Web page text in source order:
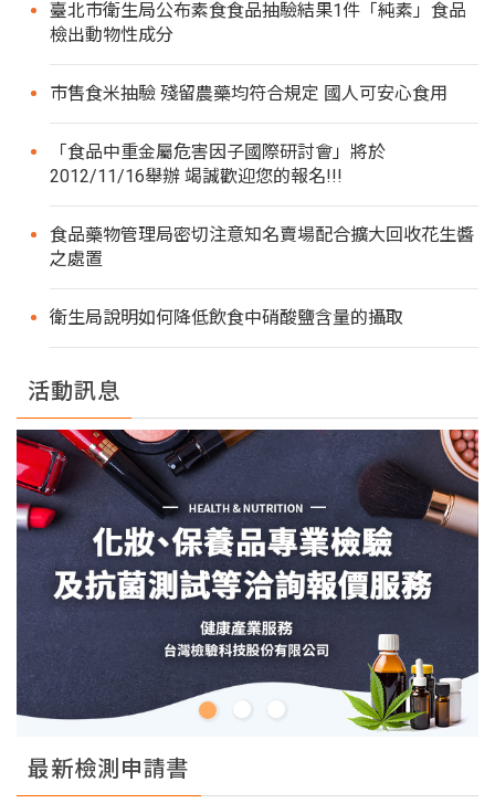
臺北市衛生局公布素食食品抽驗結果1件「純素」食品
檢出動物性成分
市售食米抽驗 殘留農藥均符合規定 國人可安心食用
「食品中重金屬危害因子國際研討會」將於
2012/11/16舉辦 竭誠歡迎您的報名!!!
食品藥物管理局密切注意知名賣場配合擴大回收花生醬
之處置
衛生局說明如何降低飲食中硝酸鹽含量的攝取
活動訊息
最新檢測申請書